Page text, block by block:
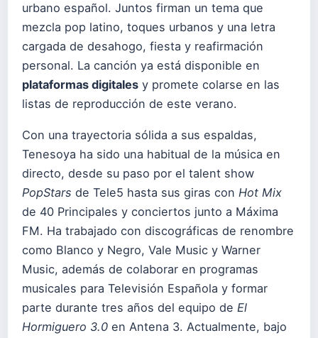
urbano español. Juntos firman un tema que
mezcla pop latino, toques urbanos y una letra
cargada de desahogo, fiesta y reafirmación
personal. La canción ya está disponible en
plataformas digitales y promete colarse en las
listas de reproducción de este verano.
Con una trayectoria sólida a sus espaldas,
Tenesoya ha sido una habitual de la música en
directo, desde su paso por el talent show
PopStars de Tele5 hasta sus giras con Hot Mix
de 40 Principales y conciertos junto a Máxima
FM. Ha trabajado con discográficas de renombre
como Blanco y Negro, Vale Music y Warner
Music, además de colaborar en programas
musicales para Televisión Española y formar
parte durante tres años del equipo de El
Hormiguero 3.0 en Antena 3. Actualmente, bajo